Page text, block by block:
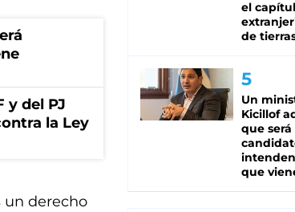
y del PJ
la Ley
un derecho
el
de
Un
Kicillof
que será
que